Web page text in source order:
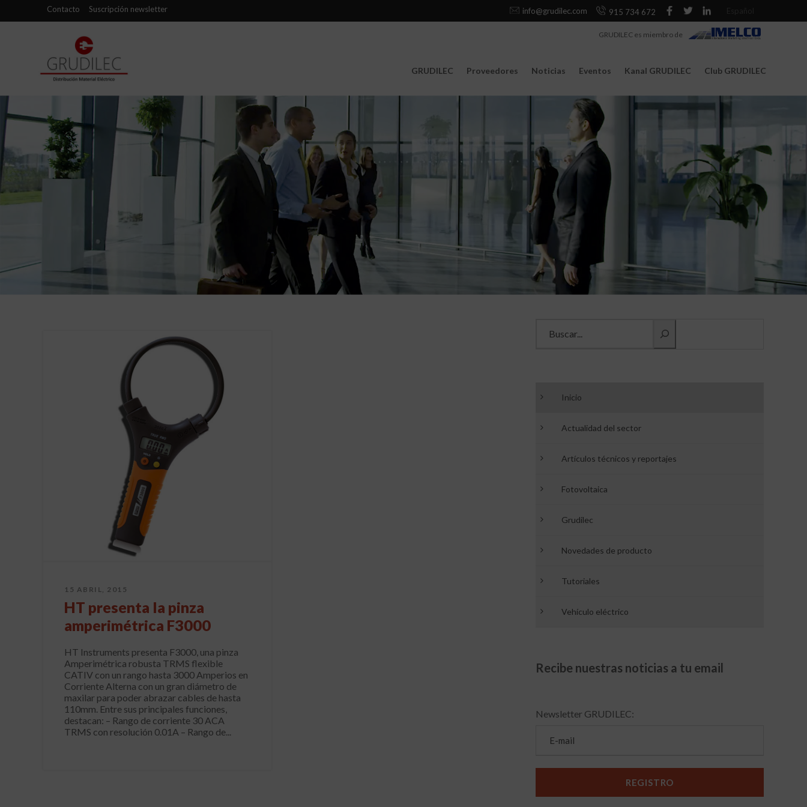
Contacto Suscripción newsletter info@grudilec.com 915 734 672
GRUDILEC Proveedores Noticias Eventos Kanal GRUDILEC Club GRUDILEC
GRUDILEC es miembro de
15 ABRIL, 2015
HT presenta la pinza
amperimétrica F3000
HT Instruments presenta F3000, una pinza
Amperimétrica robusta TRMS flexible
CATIV con un rango hasta 3000 Amperios en
Corriente Alterna con un gran diámetro de
maxilar para poder abrazar cables de hasta
110mm. Entre sus principales funciones,
destacan: – Rango de corriente 30 ACA
TRMS con resolución 0.01A – Rango de...
Inicio
Actualidad del sector
Artículos técnicos y reportajes
Fotovoltaica
Grudilec
Novedades de producto
Tutoriales
Vehículo eléctrico
Recibe nuestras noticias a tu email
Newsletter GRUDILEC: